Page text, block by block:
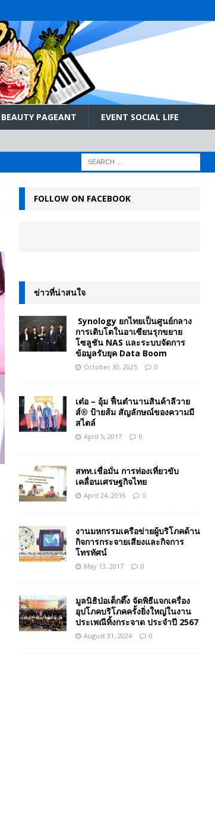
BEAUTY PAGEANT EVENT SOCIAL LIFE
FOLLOW ON FACEBOOK
ข่าวที่น่าสนใจ
Synology ยกไทยเป็นศูนย์กลาง
การเติบโตในอาเซียนรุกขยาย
โซลูชัน NAS และระบบจัดการ
ข้อมูลรับยุค Data Boom
October 30, 2025 0
เต๋อ – อุ้ม ฟื้นตำนานสินค้าลีวาย
ส์® ป้ายส้ม สัญลักษณ์ของความมี
สไตล์
April 5, 2017 0
สทท.เชื่อมั่น การท่องเที่ยวขับ
เคลื่อนเศรษฐกิจไทย
April 24, 2016 0
งานมหกรรมเครือข่ายผู้บริโภคด้าน
กิจการกระจายเสียงและกิจการ
โทรทัศน์
May 13, 2017 0
มูลนิธิป่อเต็กตึ๊ง จัดพิธีแจกเครื่อง
อุปโภคบริโภคครั้งยิ่งใหญ่ในงาน
ประเพณีทิ้งกระจาด ประจำปี 2567
August 31, 2024 0